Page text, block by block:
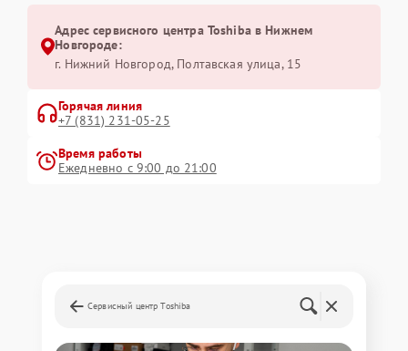
Адрес сервисного центра Toshiba в Нижнем
Новгороде:
г. Нижний Новгород, Полтавская улица, 15
Горячая линия
+7 (831) 231-05-25
Время работы
Ежедневно с 9:00 до 21:00
Сервисный центр Toshiba